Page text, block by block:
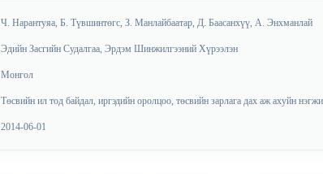
Ч. Нарантуяа, Б. Түвшинтөгс, З. Манлайбаатар, Д. Баасанхүү, А. Энхманлай
Эдийн Засгийн Судалгаа, Эрдэм Шинжилгээний Хүрээлэн
Монгол
Төсвийн ил тод байдал, иргэдийн оролцоо, төсвийн зарлага дах аж ахуйн
2014-06-01